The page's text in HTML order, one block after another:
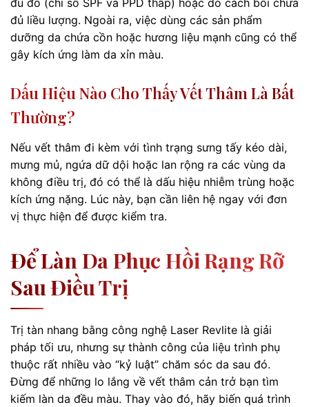
đủ đô (chỉ số SPF và PPD thấp) hoặc do cách bôi chưa
đủ liều lượng. Ngoài ra, việc dùng các sản phẩm
dưỡng da chứa cồn hoặc hương liệu mạnh cũng có thể
gây kích ứng làm da xỉn màu.
Dấu Hiệu Nào Cho Thấy Vết Thâm Là Bất
Thường?
Nếu vết thâm đi kèm với tình trạng sưng tấy kéo dài,
mưng mủ, ngứa dữ dội hoặc lan rộng ra các vùng da
không điều trị, đó có thể là dấu hiệu nhiễm trùng hoặc
kích ứng nặng. Lúc này, bạn cần liên hệ ngay với đơn
vị thực hiện để được kiểm tra.
Để Làn Da Phục Hồi Rạng Rỡ
Sau Điều Trị
Trị tàn nhang bằng công nghệ Laser Revlite là giải
pháp tối ưu, nhưng sự thành công của liệu trình phụ
thuộc rất nhiều vào “kỷ luật” chăm sóc da sau đó.
Đừng để những lo lắng về vết thâm cản trở bạn tìm
kiếm làn da đều màu. Thay vào đó, hãy biến quá trình